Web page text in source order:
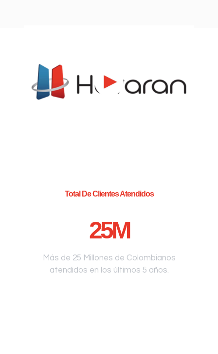
Total De Clientes Atendidos
25M
Más de 25 Millones de Colombianos
atendidos en los últimos 5 años.